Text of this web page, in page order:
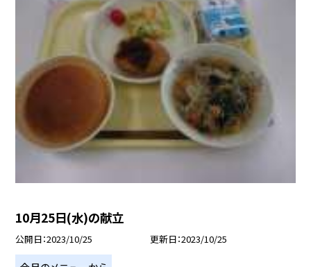
10月25日(水)の献立
公開日 2023/10/25 更新日 2023/10/25